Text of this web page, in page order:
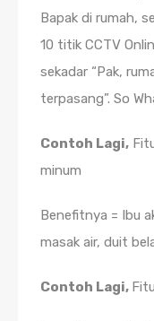
Bapak di rumah,
10 titik CCTV
sekadar “Pak,
terpasang”. So
Contoh Lagi,
minum
Benefitnya = Ibu
masak air, duit
Contoh Lagi,